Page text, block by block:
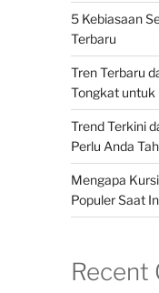
5 Kebiasaan
Terbaru
Tren Terbaru
Tongkat untuk
Trend Terkini
Perlu Anda
Mengapa
Populer Saat
Recent